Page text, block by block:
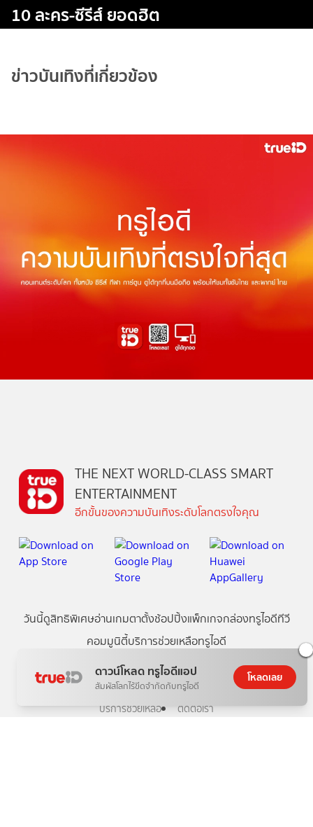
10 ละคร-ซีรีส์ ยอดฮิต
ข่าวบันเทิงที่เกี่ยวข้อง
ดาวน์โหลด ทรูไอดีแอป
สัมผัสโลกไร้ขีดจำกัดกับทรูไอดี
โหลดเลย
THE NEXT WORLD-CLASS SMART
ENTERTAINMENT
อีกขั้นของความบันเทิงระดับโลกตรงใจคุณ
วันนี้ดูสิทธิพิเศษอ่านเกมตาตั้งช้อปปิ้งแพ็กเกจกล่องทรูไอดีทีวี
คอมมูนิตี้บริการช่วยเหลือทรูไอดี
เกี่ยวกับทรูไอดี ข้อกำหนดและเงื่อนไข
นโยบายความเป็นส่วนตัว
บริการช่วยเหลือ
ติดต่อเรา